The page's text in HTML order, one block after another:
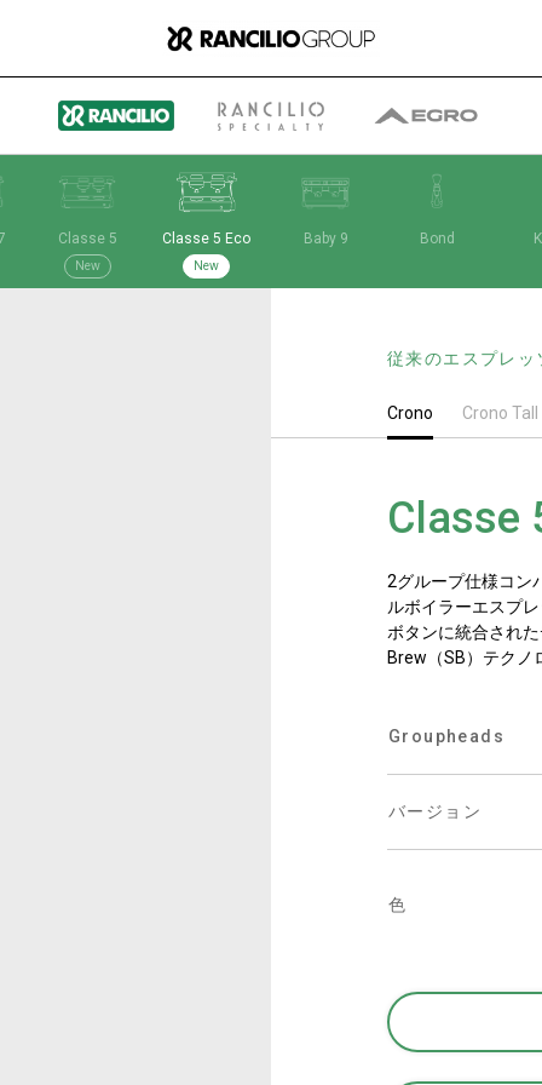
Classe 5
New
Classe 5 Eco
New
Baby 9 Bond
従来のエスプレッ
Crono Crono Tall
Classe
2グループ仕様コン
ルボイラーエスプ
ボタンに統合され
Brew（SB）テクノ
Groupheads
バージョン
色
グループ
ランチリオ・グループに
ランチリオ・グループの
私たちと一緒に働く